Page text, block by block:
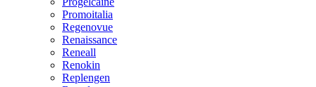
Promoitalia
Regenovue
Renaissance
Reneall
Renokin
Replengen